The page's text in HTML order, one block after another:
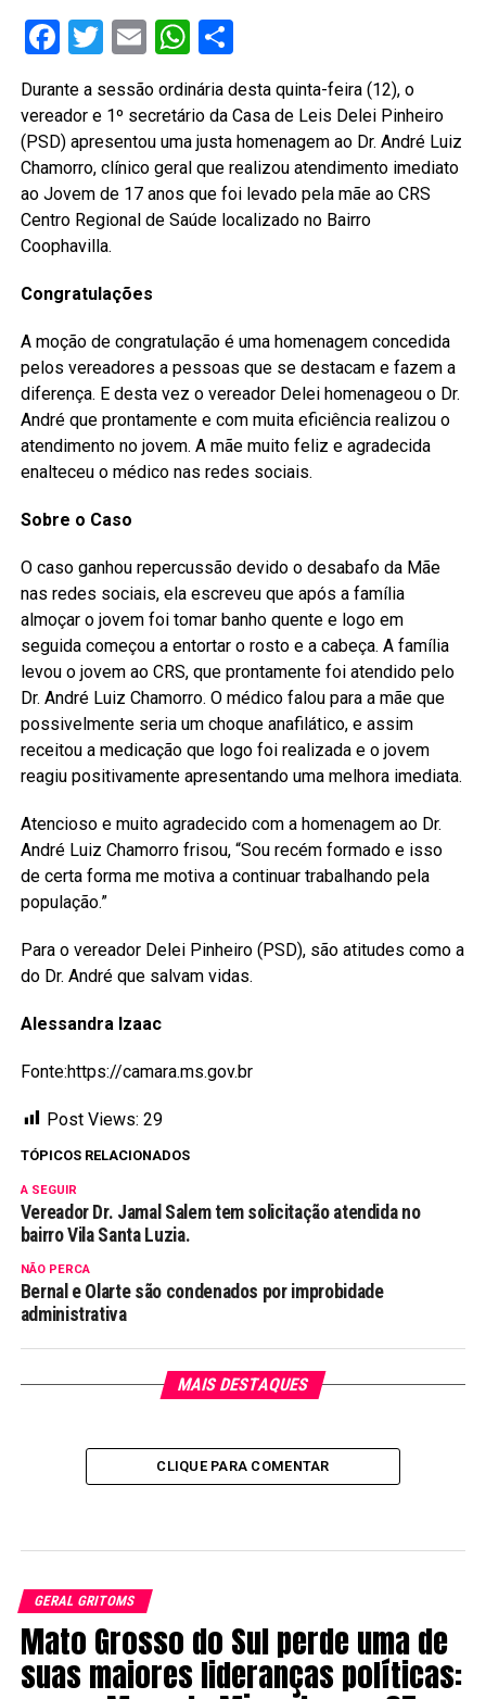
Facebook
Twitter
EmailWhatsApp
Share
Durante a sessão ordinária desta quinta-feira (12), o
vereador e 1º secretário da Casa de Leis Delei Pinheiro
(PSD) apresentou uma justa homenagem ao Dr. André Luiz
Chamorro, clínico geral que realizou atendimento imediato
ao Jovem de 17 anos que foi levado pela mãe ao CRS
Centro Regional de Saúde localizado no Bairro
Coophavilla.
Congratulações
A moção de congratulação é uma homenagem concedida
pelos vereadores a pessoas que se destacam e fazem a
diferença. E desta vez o vereador Delei homenageou o Dr.
André que prontamente e com muita eficiência realizou o
atendimento no jovem. A mãe muito feliz e agradecida
enalteceu o médico nas redes sociais.
Sobre o Caso
O caso ganhou repercussão devido o desabafo da Mãe
nas redes sociais, ela escreveu que após a família
almoçar o jovem foi tomar banho quente e logo em
seguida começou a entortar o rosto e a cabeça. A família
levou o jovem ao CRS, que prontamente foi atendido pelo
Dr. André Luiz Chamorro. O médico falou para a mãe que
possivelmente seria um choque anafilático, e assim
receitou a medicação que logo foi realizada e o jovem
reagiu positivamente apresentando uma melhora imediata.
Atencioso e muito agradecido com a homenagem ao Dr.
André Luiz Chamorro frisou, “Sou recém formado e isso
de certa forma me motiva a continuar trabalhando pela
população.”
Para o vereador Delei Pinheiro (PSD), são atitudes como a
do Dr. André que salvam vidas.
Alessandra Izaac
Fonte:https://camara.ms.gov.br
Post Views: 29
TÓPICOS RELACIONADOS
A SEGUIR
Vereador Dr. Jamal Salem tem solicitação atendida no
bairro Vila Santa Luzia.
NÃO PERCA
Bernal e Olarte são condenados por improbidade
administrativa
MAIS DESTAQUES
CLIQUE PARA COMENTAR
GERAL GRITOMS
Mato Grosso do Sul perde uma de
suas maiores lideranças políticas: